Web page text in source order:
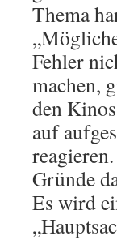
Thema
Fehler
machen,
den
auf
Gründe
Es wird